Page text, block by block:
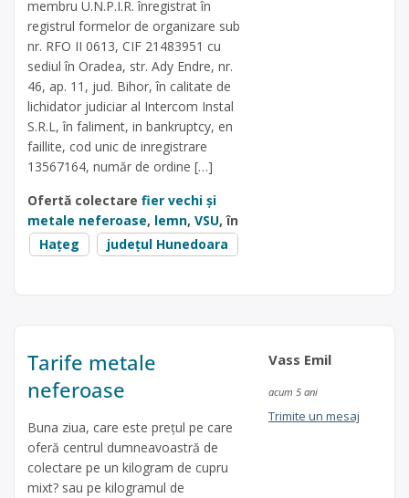
membru U.N.P.I.R. înregistrat în
registrul formelor de organizare sub
nr. RFO II 0613, CIF 21483951 cu
sediul în Oradea, str. Ady Endre, nr.
46, ap. 11, jud. Bihor, în calitate de
lichidator judiciar al Intercom Instal
S.R.L, în faliment, in bankruptcy, en
faillite, cod unic de inregistrare
13567164, număr de ordine […]
Ofertă colectare fier vechi și
metale neferoase, lemn, VSU, în
Hațeg
județul Hunedoara
Tarife metale
neferoase
Buna ziua, care este prețul pe care
oferă centrul dumneavoastră de
colectare pe un kilogram de cupru
mixt? sau pe kilogramul de
Vass Emil
acum 5 ani
Trimite un mesaj